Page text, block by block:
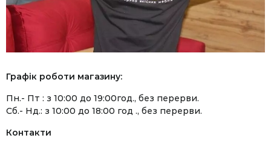
Графік роботи магазину:
Пн.- Пт : з 10:00 до 19:00год., без перерви.
Сб.- Нд.: з 10:00 до 18:00 год ., без перерви.
Контакти